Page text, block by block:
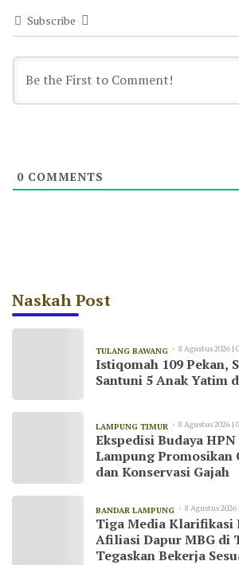
Subscribe
0 COMMENTS
Naskah Post
TULANG BAWANG 8 Agustus 2026 |
Istiqomah 109 Pekan,
Santuni 5 Anak Yatim
LAMPUNG TIMUR 8 Agustus 2026 |
Ekspedisi Budaya HPN
Lampung Promosikan
dan Konservasi Gajah
BANDAR LAMPUNG 8 Agustus 2026
Tiga Media Klarifikasi
Afiliasi Dapur MBG di
Tegaskan Bekerja